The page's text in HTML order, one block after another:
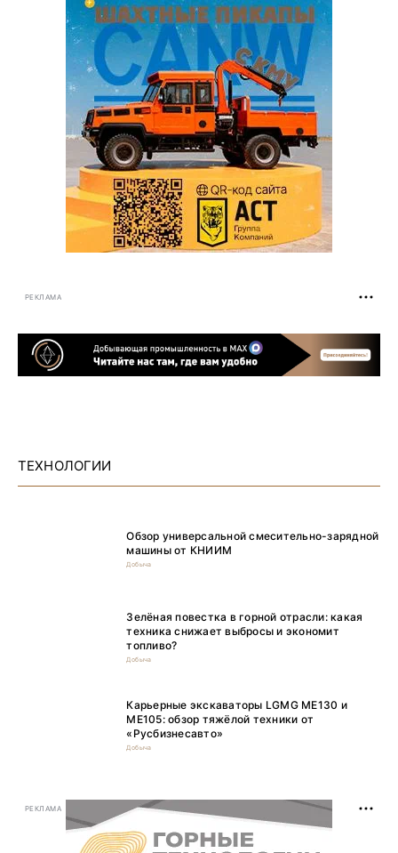
РЕКЛАМА
ТЕХНОЛОГИИ
Обзор универсальной смесительно-зарядной
машины от КНИИМ
Добыча
Зелёная повестка в горной отрасли: какая
техника снижает выбросы и экономит
топливо?
Добыча
Карьерные экскаваторы LGMG ME130 и
ME105: обзор тяжёлой техники от
«Русбизнесавто»
Добыча
РЕКЛАМА